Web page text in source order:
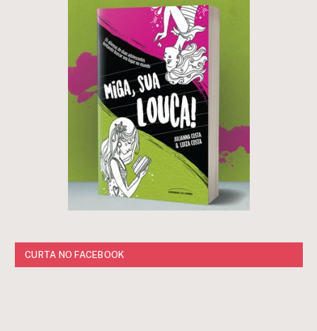
CURTA NO FACEBOOK